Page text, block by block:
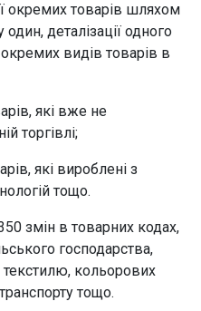
окремих товарів шляхом
деталізації одного
видів товарів в
які вже не
торгівлі;
які вироблені з
тощо.
змін в товарних кодах,
господарства,
текстилю, кольорових
тощо.